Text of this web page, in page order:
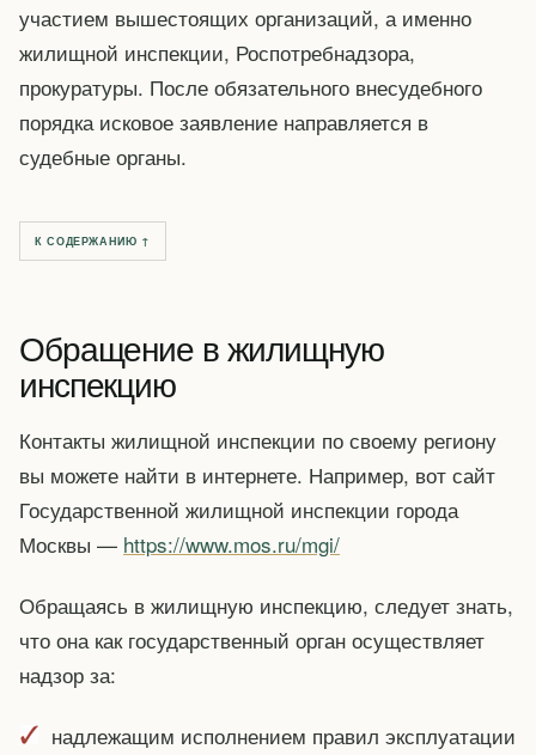
участием вышестоящих организаций, а именно
жилищной инспекции, Роспотребнадзора,
прокуратуры. После обязательного внесудебного
порядка исковое заявление направляется в
судебные органы.
К СОДЕРЖАНИЮ ↑
Обращение в жилищную
инспекцию
Контакты жилищной инспекции по своему региону
вы можете найти в интернете. Например, вот сайт
Государственной жилищной инспекции города
Москвы — https://www.mos.ru/mgi/
Обращаясь в жилищную инспекцию, следует знать,
что она как государственный орган осуществляет
надзор за:
надлежащим исполнением правил эксплуатации